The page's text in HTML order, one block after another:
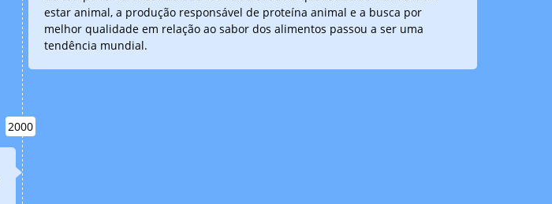
2000
estar animal, a produção responsável de proteína animal e a busca por
melhor qualidade em relação ao sabor dos alimentos passou a ser uma
tendência mundial.